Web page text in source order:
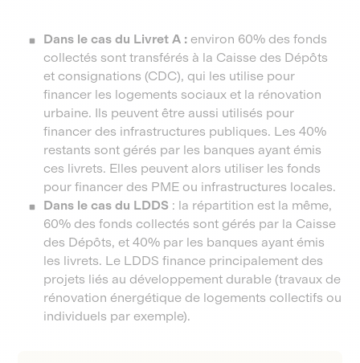
Dans le cas du Livret A : environ 60% des fonds
collectés sont transférés à la Caisse des Dépôts
et consignations (CDC), qui les utilise pour
financer les logements sociaux et la rénovation
urbaine. Ils peuvent être aussi utilisés pour
financer des infrastructures publiques. Les 40%
restants sont gérés par les banques ayant émis
ces livrets. Elles peuvent alors utiliser les fonds
pour financer des PME ou infrastructures locales.
Dans le cas du LDDS : la répartition est la même,
60% des fonds collectés sont gérés par la Caisse
des Dépôts, et 40% par les banques ayant émis
les livrets. Le LDDS finance principalement des
projets liés au développement durable (travaux de
rénovation énergétique de logements collectifs ou
individuels par exemple).